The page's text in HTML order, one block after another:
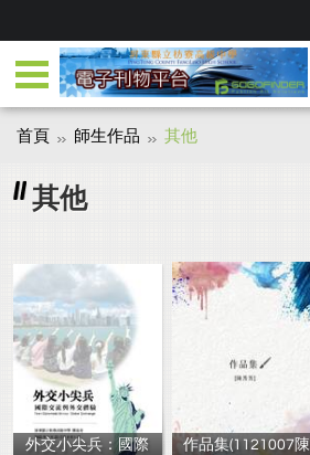
首頁 師生作品 其他
其他
外交小尖兵：國際
作品集(1121007陳